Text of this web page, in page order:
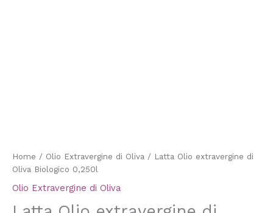
Home / Olio Extravergine di Oliva / Latta Olio extravergine di
Oliva Biologico 0,250l
Olio Extravergine di Oliva